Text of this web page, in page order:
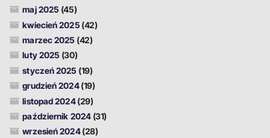
maj 2025 (45)
kwiecień 2025 (42)
marzec 2025 (42)
luty 2025 (30)
styczeń 2025 (19)
grudzień 2024(19)
listopad 2024(29)
październik 2024(31)
wrzesień 2024(28)